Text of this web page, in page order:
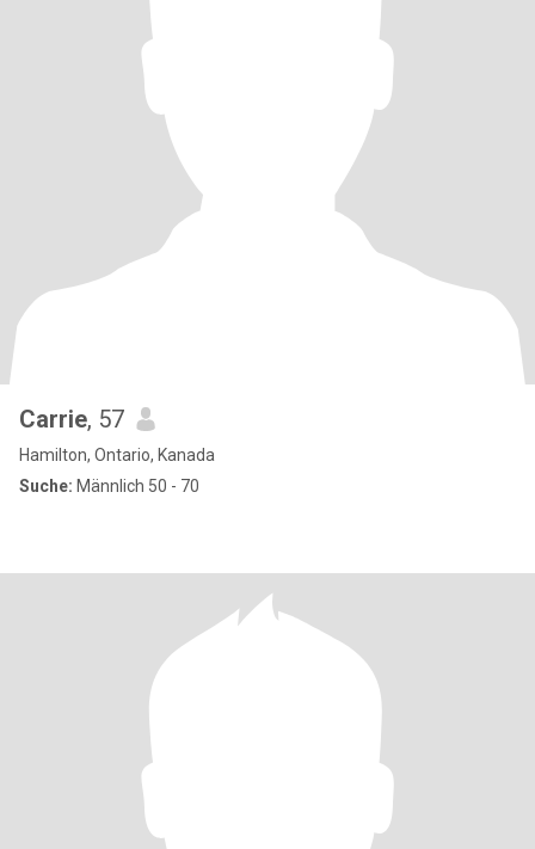
Carrie, 57
Hamilton, Ontario, Kanada
Suche: Männlich 50 - 70